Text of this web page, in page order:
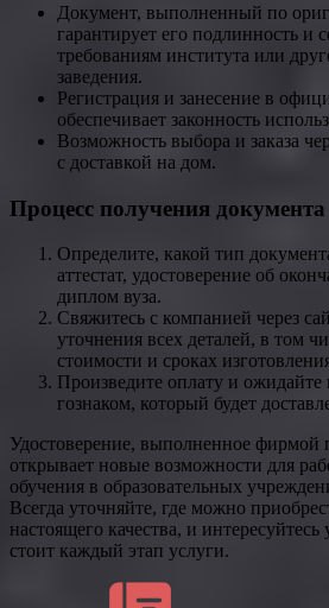
Документ, выполненный по
гарантирует его подлинность и
требованиям института или
заведения.
Регистрация и занесение в
обеспечивает законность
Возможность выбора и заказа
с доставкой на дом.
Процесс получения документа
Определите, какой тип
аттестат, удостоверение об
диплом вуза.
Свяжитесь с компанией через
уточнения всех деталей, в том
стоимости и сроках
Произведите оплату и
гознаком, который будет
Удостоверение, выполненное фирмой
открывает новые возможности для
обучения в образовательных
Всегда уточняйте, где можно
настоящего качества, и интересуйтесь
стоит каждый этап услуги.